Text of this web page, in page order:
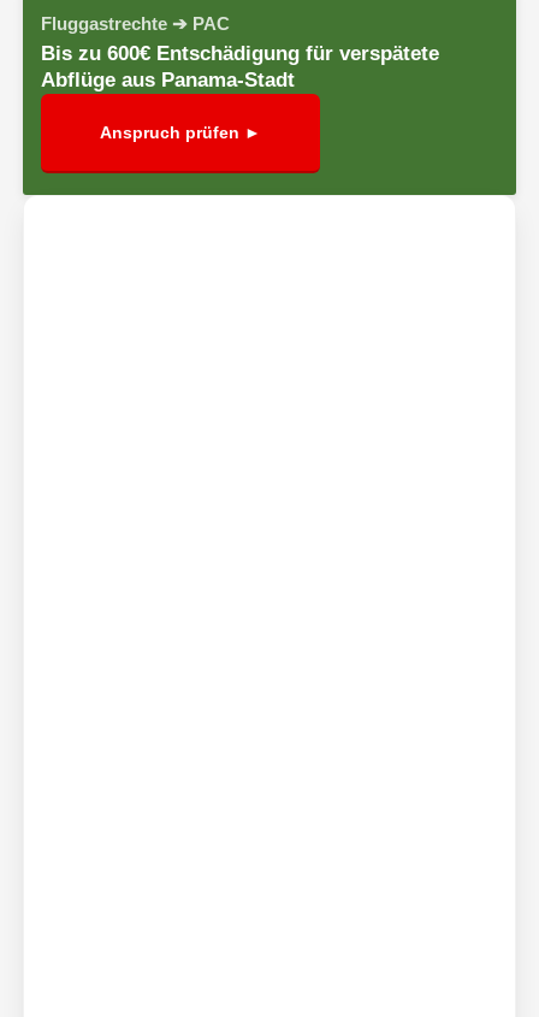
Fluggastrechte ➔ PAC
Bis zu 600€ Entschädigung für verspätete
Abflüge aus Panama-Stadt
Anspruch prüfen ►